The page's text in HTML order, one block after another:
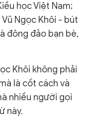
học Việt Nam;
Ngọc Khôi - bút
đông đảo bạn bè,
Khôi không phải
là cốt cách và
nhiều người gọi
này.